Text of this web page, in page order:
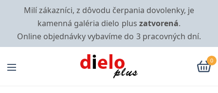
Milí zákazníci, z dôvodu čerpania dovolenky, je
kamenná galéria dielo plus zatvorená.
Online objednávky vybavíme do 3 pracovných dní.
0